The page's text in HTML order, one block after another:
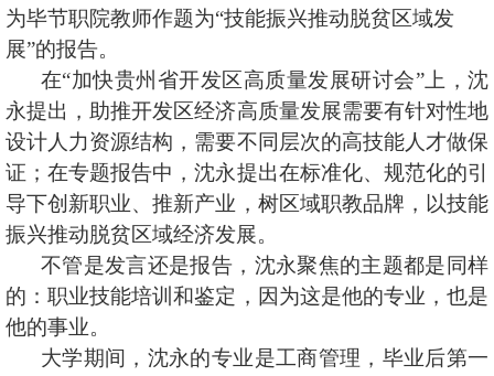
为毕节职院教师作题为“技能振兴推动脱贫区域发
展”的报告。
在“加快贵州省开发区高质量发展研讨会”上，沈
永提出，助推开发区经济高质量发展需要有针对性地
设计人力资源结构，需要不同层次的高技能人才做保
证；在专题报告中，沈永提出在标准化、规范化的引
导下创新职业、推新产业，树区域职教品牌，以技能
振兴推动脱贫区域经济发展。
不管是发言还是报告，沈永聚焦的主题都是同样
的：职业技能培训和鉴定，因为这是他的专业，也是
他的事业。
大学期间，沈永的专业是工商管理，毕业后第一